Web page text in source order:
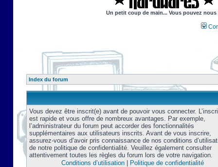
Un petit coup de main... Vous pouvez
Index du forum
Vous devez être inscrit(e) avant de pouvoir vous connecter.
est rapide et vous offre de nombreux avantages. Par exemple,
l’administrateur du forum peut accorder des fonctionnalités
supplémentaires aux utilisateurs inscrits. Avant de vous inscrire,
assurez-vous d’avoir pris connaissance de nos conditions
de notre politique de confidentialité. Veuillez également consulter
attentivement toutes les règles du forum lors de votre navigation.
Conditions d’utilisation| Politique de confidentialité